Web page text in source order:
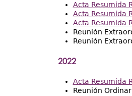
Acta Resumida
Acta Resumida
Acta Resumida
Reunión
Reunión
2022
Acta Resumida
Reunión